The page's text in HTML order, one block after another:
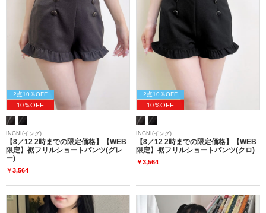
2点10％OFF
10％OFF
INGNI(イング)
【8／12 2時までの限定価格】【WEB
限定】裾フリルショートパンツ(グレ
ー)
￥3,564
2点10％OFF
10％OFF
INGNI(イング)
【8／12 2時までの限定価格】【WEB
限定】裾フリルショートパンツ(クロ)
￥3,564